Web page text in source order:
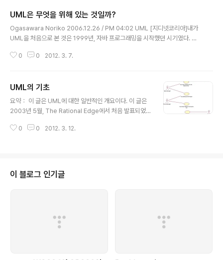
와 고객 또는 개발자 상호 간의 의사 소통을 원활하게 할 수 있으며, 산업계 표준
으로 채택되었기 때문에 UML을 적용한 시스템은 신뢰성이 있다 UML (Unifie
d Modeling Language, 통합 모델링 언어) 는 시스템을 시각화..
UML은 무엇을 위해 있는 것일까?
Ogasawara Noriko 2006.12.26 / PM 04:02 UML [지디넷코리아]내가
UML을 처음으로 본 것은 1999년, 자바 프로그래밍을 시작했던 시기였다. 당
하는가」「방법을 잘 모르는 채 우선 사용하는 것은 아닌가」라는 의문이 있는 정도
는 시스템 개발에 종사하는 사람 중에서 ML이라는 말을 들은 적이 없다는 사람
은 거의 없는 게 아닐까. 실제로 개발 현장에서 UML 자체를 설명해야 하는 경
우는 거의 사라졌고, 사용할 수 없어도 읽을 수 있다는 사..
0 0 2012. 3. 7.
UML의 기초
요약： 이 글은 UML에 대한 일반적인 개요이다. 이 글은
2003년 5월, The Rational Edge에서 처음 발표되었
Management Group (OMG)이 Unified Modeling
통합된 표준 모델링 표기법을 탄생시켰다. UML을 사용하
여 IT 전문가들은 시스템 구조와 디자인 계획을 읽고 분산
0 0 2012. 3. 12.
이 블로그 인기글